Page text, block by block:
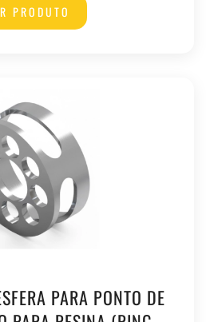
PRODUTO
PARA PONTO DE